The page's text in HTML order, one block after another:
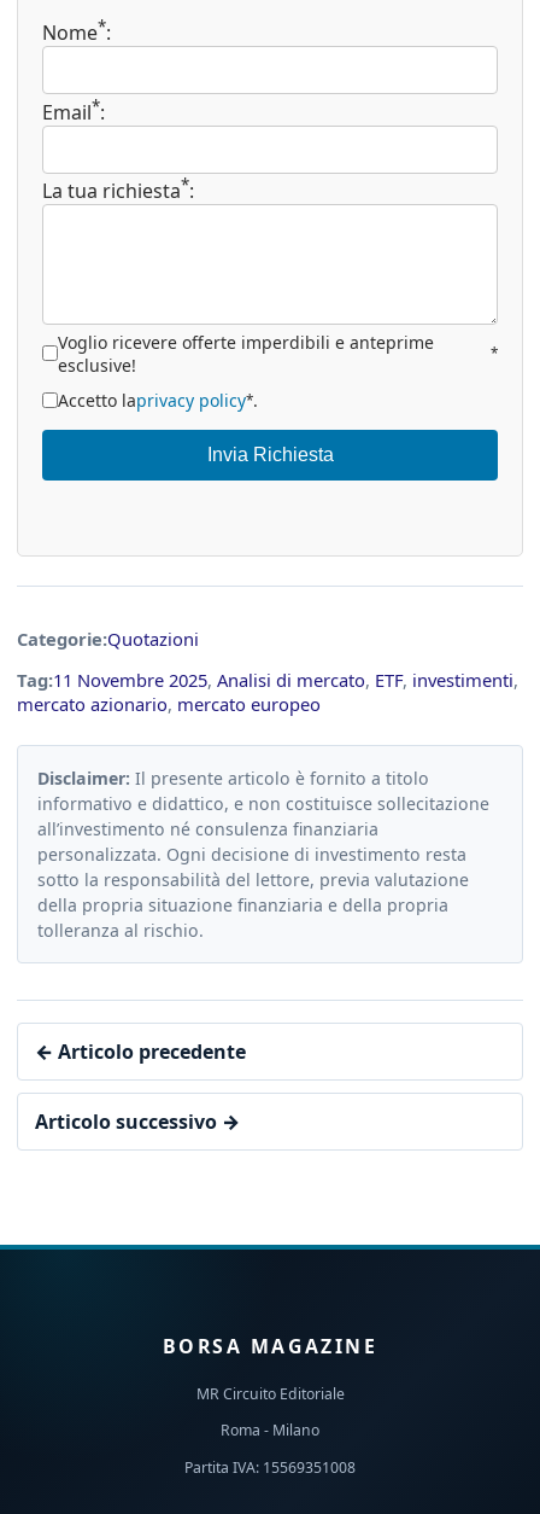
Nome*:
Email*:
La tua richiesta*:
Voglio ricevere offerte imperdibili e anteprime
esclusive!
*
Accetto laprivacy policy*.
Invia Richiesta
Categorie:Quotazioni
Tag:11 Novembre 2025, Analisi di mercato, ETF, investimenti,
mercato azionario, mercato europeo
Disclaimer: Il presente articolo è fornito a titolo
informativo e didattico, e non costituisce sollecitazione
all’investimento né consulenza finanziaria
personalizzata. Ogni decisione di investimento resta
sotto la responsabilità del lettore, previa valutazione
della propria situazione finanziaria e della propria
tolleranza al rischio.
← Articolo precedente
Articolo successivo →
BORSA MAGAZINE
MR Circuito Editoriale
Roma - Milano
Partita IVA: 15569351008